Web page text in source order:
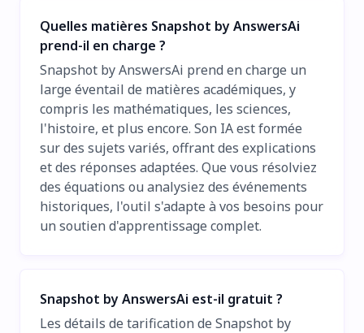
Quelles matières Snapshot by AnswersAi
prend-il en charge ?
Snapshot by AnswersAi prend en charge un
large éventail de matières académiques, y
compris les mathématiques, les sciences,
l'histoire, et plus encore. Son IA est formée
sur des sujets variés, offrant des explications
et des réponses adaptées. Que vous résolviez
des équations ou analysiez des événements
historiques, l'outil s'adapte à vos besoins pour
un soutien d'apprentissage complet.
Snapshot by AnswersAi est-il gratuit ?
Les détails de tarification de Snapshot by